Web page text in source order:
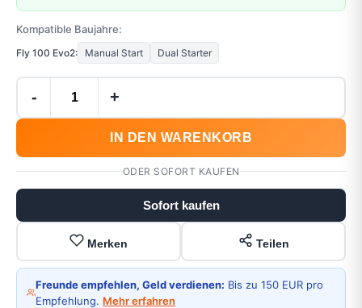
Kompatible Baujahre:
Fly 100 Evo2: Manual Start Dual Starter
- +
IN DEN WARENKORB
ODER SOFORT KAUFEN
Sofort kaufen
Merken Teilen
Freunde empfehlen, Geld verdienen: Bis zu 150 EUR pro
Empfehlung. Mehr erfahren